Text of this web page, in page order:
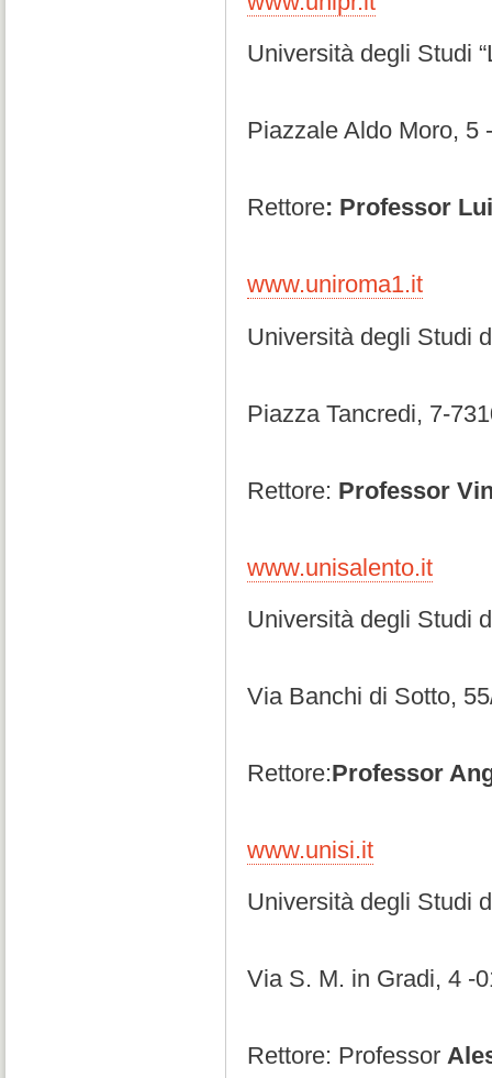
Università degli Studi
Piazzale Aldo Moro, 5
Rettore: Professor
www.uniroma1.it
Università degli Studi
Piazza Tancredi, 7-
Rettore: Professor
www.unisalento.it
Università degli Studi
Via Banchi di Sotto,
Rettore:Professor
www.unisi.it
Università degli Studi
Via S. M. in Gradi, 4 -
Rettore: Professor